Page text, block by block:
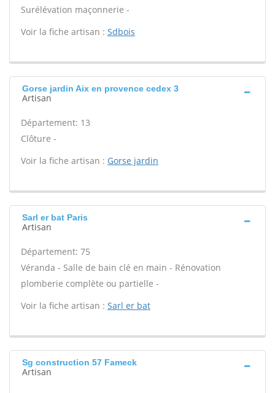
Surélévation maçonnerie -
Voir la fiche artisan : Sdbois
Gorse jardin Aix en provence cedex 3
Artisan
Département: 13
Clôture -
Voir la fiche artisan : Gorse jardin
Sarl er bat Paris
Artisan
Département: 75
Véranda - Salle de bain clé en main - Rénovation
plomberie complète ou partielle -
Voir la fiche artisan : Sarl er bat
Sg construction 57 Fameck
Artisan